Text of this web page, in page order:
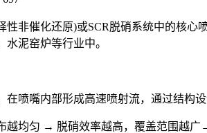
性非催化还原)或SCR脱硝系统中的核
泥窑炉等行业中。
在喷嘴内部形成高速喷射流， 通过结构
越均匀 → 脱硝效率越高，覆盖范围越